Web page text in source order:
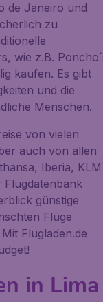
de Janeiro und
zu
wie z.B.
kaufen. Es gibt
und die
Menschen.
von vielen
auch von allen
Iberia, KLM
Flugdatenbank
günstige
Flüge
Flugladen.de
in Lima